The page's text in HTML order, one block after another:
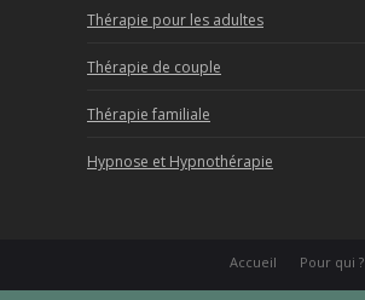
Thérapie pour les adultes
Thérapie de couple
Thérapie familiale
Hypnose et Hypnothérapie
Accueil Pour qui ?